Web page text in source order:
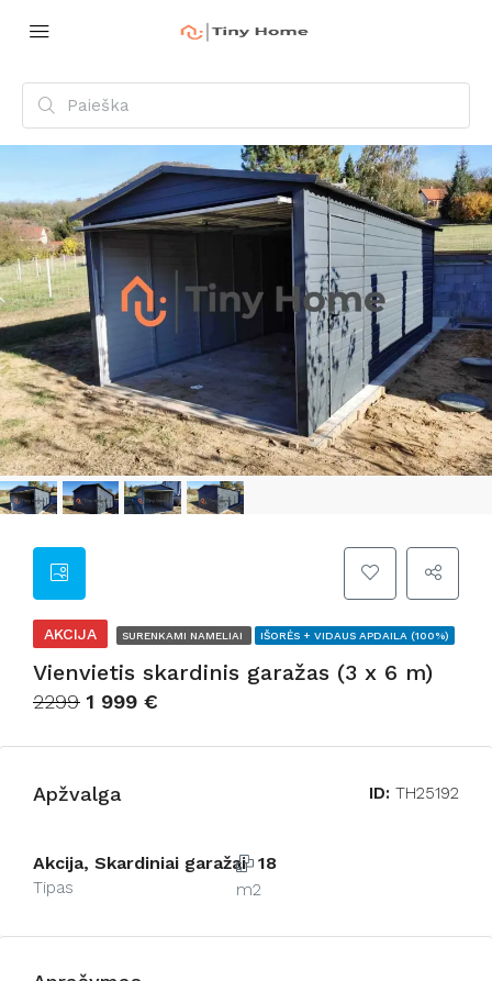
AKCIJA SURENKAMI NAMELIAI IŠORĖS + VIDAUS APDAILA (100%)
Vienvietis skardinis garažas (3 x 6 m)
2299 1 999 €
Apžvalga ID: TH25192
Akcija, Skardiniai garažai
Tipas
18
m2